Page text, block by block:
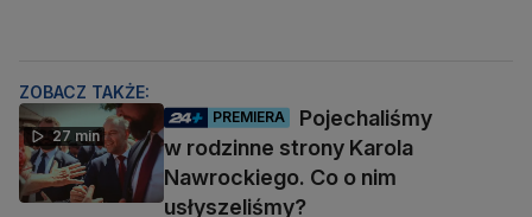
ZOBACZ TAKŻE:
27 min
PREMIERA
Pojechaliśmy
w rodzinne strony Karola
Nawrockiego. Co o nim
usłyszeliśmy?